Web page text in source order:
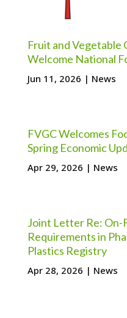
Fruit and Vegetable
Welcome National
Jun 11, 2026 | News
FVGC Welcomes
Spring Economic
Apr 29, 2026 | News
Joint Letter Re: On-
Requirements in
Plastics Registry
Apr 28, 2026 | News